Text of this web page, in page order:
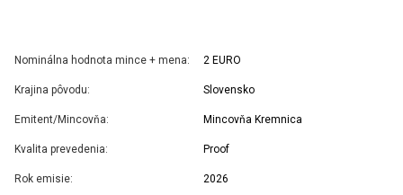
Nominálna hodnota mince + mena: 2 EURO
Krajina pôvodu: Slovensko
Emitent/Mincovňa: Mincovňa Kremnica
Kvalita prevedenia: Proof
Rok emisie: 2026